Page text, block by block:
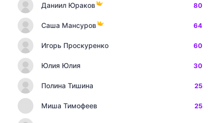
Даниил Юраков 80
Саша Мансуров 64
Игорь Проскуренко 60
Юлия Юлия 30
Полина Тишина 25
Миша Тимофеев 25